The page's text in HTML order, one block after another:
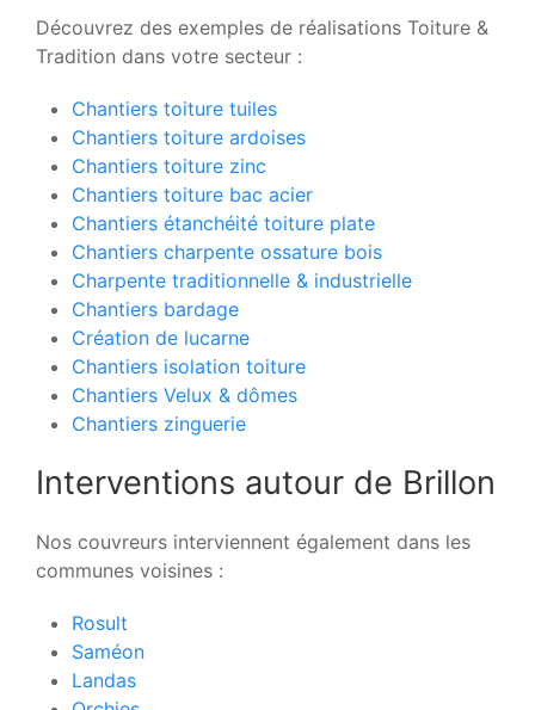
Découvrez des exemples de réalisations Toiture &
Tradition dans votre secteur :
Chantiers toiture tuiles
Chantiers toiture ardoises
Chantiers toiture zinc
Chantiers toiture bac acier
Chantiers étanchéité toiture plate
Chantiers charpente ossature bois
Charpente traditionnelle & industrielle
Chantiers bardage
Création de lucarne
Chantiers isolation toiture
Chantiers Velux & dômes
Chantiers zinguerie
Interventions autour de Brillon
Nos couvreurs interviennent également dans les
communes voisines :
Rosult
Saméon
Landas